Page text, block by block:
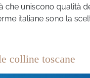
che uniscono qualità
italiane sono la
colline toscane